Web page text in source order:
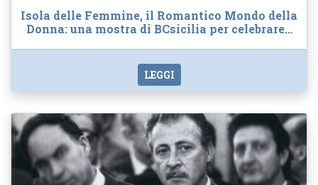
Isola delle Femmine, il Romantico Mondo della
Donna: una mostra di BCsicilia per celebrare…
LEGGI